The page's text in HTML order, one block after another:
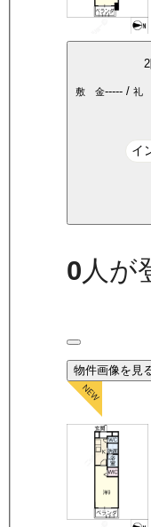
2
敷 金----- / 礼
イ
0 人が
物件画像を見